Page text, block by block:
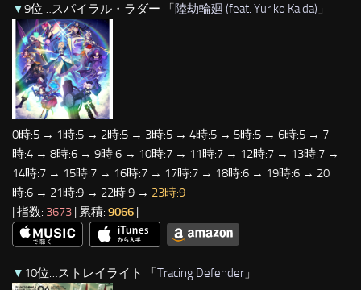
▼9位…スパイラル・ラダー 「陸劫輪廻 (feat. Yuriko Kaida) 」
0時:5 → 1時:5 → 2時:5 → 3時:5 → 4時:5 → 5時:5 → 6時:5 → 7
時:4 → 8時:6 → 9時:6 → 10時:7 → 11時:7 → 12時:7 → 13時:7 →
14時:7 → 15時:7 → 16時:7 → 17時:7 → 18時:6 → 19時:6 → 20
時:6 → 21時:9 → 22時:9 → 23時:9
| 指数: 3673 | 累積: 9066 |
▼ 10位…ストレイライト 「Tracing Defender 」